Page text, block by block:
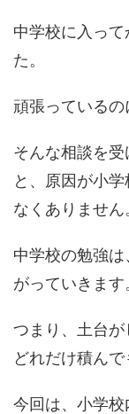
中学校に入っ
た。
頑張っているの
そんな相談を
と、原因が小
なくありません
中学校の勉強
がっていきます
つまり、土台
どれだけ積ん
今回は、小学